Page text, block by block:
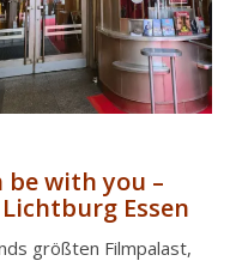
with you –
Essen
größten Filmpalast,